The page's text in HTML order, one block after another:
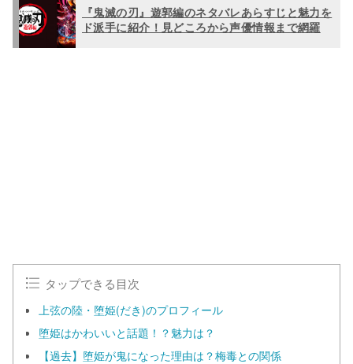
『鬼滅の刃』遊郭編のネタバレあらすじと魅力を
ド派手に紹介！見どころから声優情報まで網羅
タップできる目次
上弦の陸・堕姫(だき)のプロフィール
堕姫はかわいいと話題！？魅力は？
【過去】堕姫が鬼になった理由は？梅毒との関係